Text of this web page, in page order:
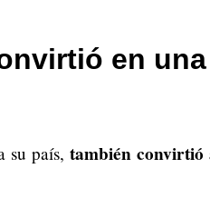
en
su país,también convirtió